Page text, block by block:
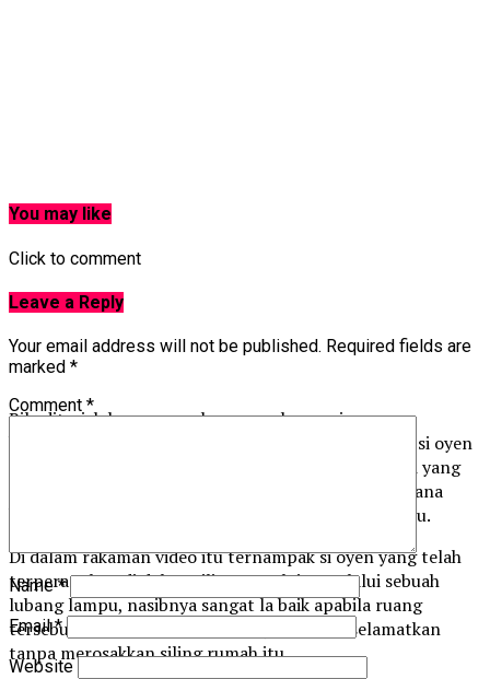
Bila diterjah ke ruangan komen pula ramai yang
berpendapat yang sama iaitu kalau bukan namanya si oyen
la kalau tidak suka membuat perangai yang lain dari yang
lain. Selain itu ramai juga yang bertanyakan bagaimana
boleh si oyen terper4ngkap di dalam siling rumah itu.
Di dalam rakaman video itu ternampak si oyen yang telah
terperangkap di dalam siling rumah itu melalui sebuah
lubang lampu, nasibnya sangat la baik apabila ruang
tersebut boleh muatkan badannya untuk diselamatkan
tanpa merosakkan siling rumah itu.
You may like
Click to comment
Leave a Reply
Your email address will not be published. Required fields are
marked *
Comment *
Name*
Email*
Website